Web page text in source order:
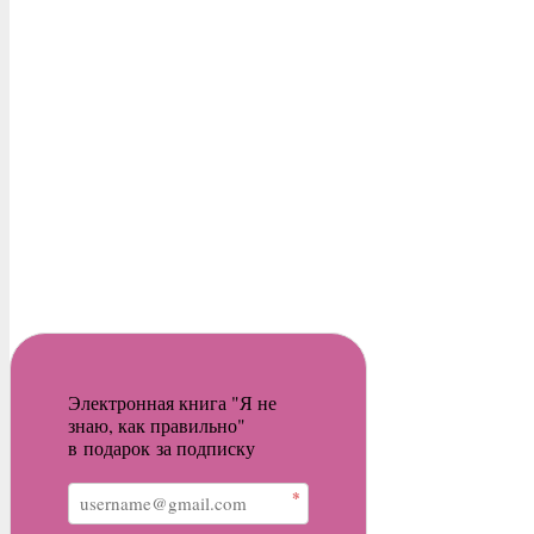
Электронная книга "Я не
знаю, как правильно"
в подарок за подписку
*